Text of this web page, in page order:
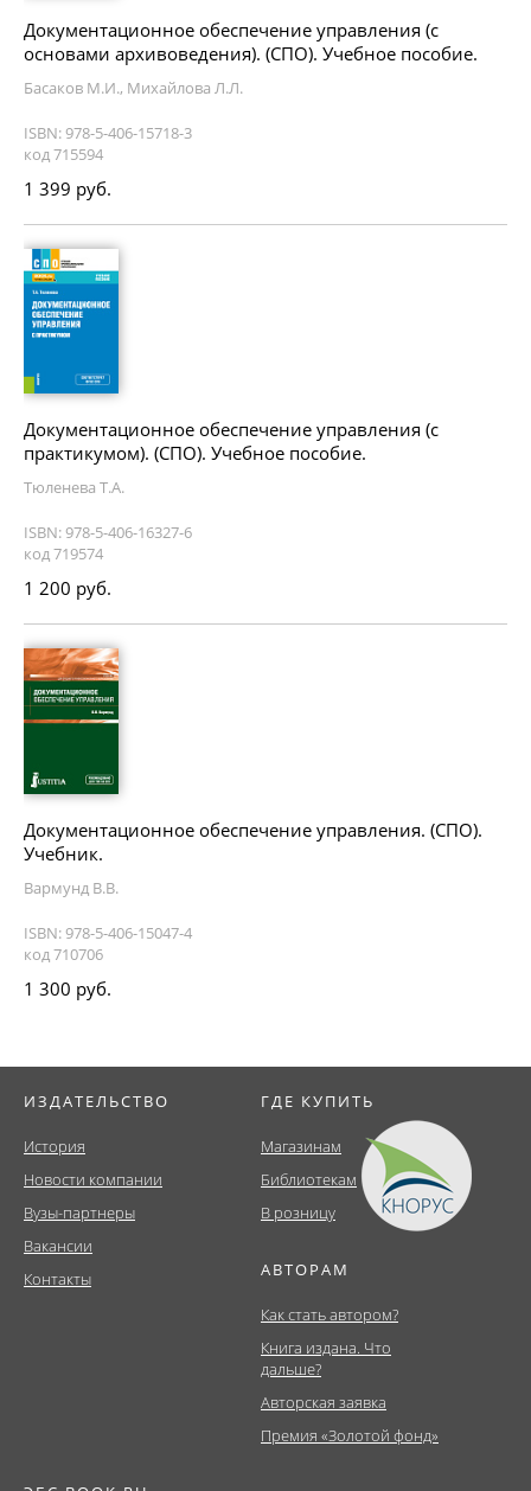
Документационное обеспечение управления (с
основами архивоведения). (СПО). Учебное пособие.
Басаков М.И., Михайлова Л.Л.
ISBN: 978-5-406-15718-3
код 715594
1 399 руб.
Документационное обеспечение управления (с
практикумом). (СПО). Учебное пособие.
Тюленева Т.А.
ISBN: 978-5-406-16327-6
код 719574
1 200 руб.
Документационное обеспечение управления. (СПО).
Учебник.
Вармунд В.В.
ISBN: 978-5-406-15047-4
код 710706
1 300 руб.
ИЗДАТЕЛЬСТВО
История
Новости компании
Вузы-партнеры
Вакансии
Контакты
ГДЕ КУПИТЬ
Магазинам
Библиотекам
В розницу
АВТОРАМ
Как стать автором?
Книга издана. Что
дальше?
Авторская заявка
Премия «Золотой фонд»